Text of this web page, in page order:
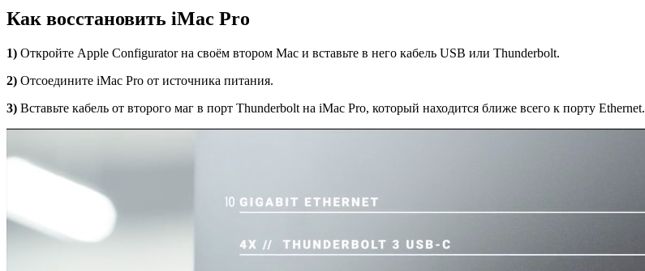
Как восстановить iMac Pro
1) Откройте Apple Configurator на своём втором Mac и вставьте в него кабель USB или Thunderbolt.
2) Отсоедините iMac Pro от источника питания.
3) Вставьте кабель от второго маг в порт Thunderbolt на iMac Pro, который находится ближе всего к порту Ethernet.